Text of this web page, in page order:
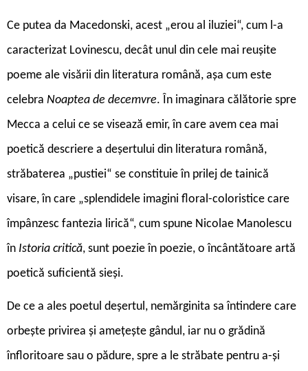
Ce putea da Macedonski, acest „erou al iluziei“, cum l-a
caracterizat Lovinescu, decât unul din cele mai reușite
poeme ale visării din literatura română, așa cum este
celebra Noaptea de decemvre. În imaginara călătorie spre
Mecca a celui ce se visează emir, în care avem cea mai
poetică descriere a deșertului din literatura română,
străbaterea „pustiei“ se constituie în prilej de tainică
visare, în care „splendidele imagini floral-coloristice care
împânzesc fantezia lirică“, cum spune Nicolae Manolescu
în Istoria critică, sunt poezie în poezie, o încântătoare artă
poetică suficientă sieși.
De ce a ales poetul deșertul, nemărginita sa întindere care
orbește privirea și amețește gândul, iar nu o grădină
înfloritoare sau o pădure, spre a le străbate pentru a-și